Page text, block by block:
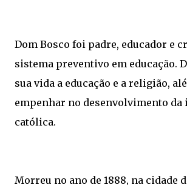
Dom Bosco foi padre, educador e
sistema preventivo em educação.
sua vida a educação e a religião,
empenhar no desenvolvimento da
católica.
Morreu no ano de 1888, na cidade